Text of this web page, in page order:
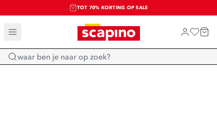
TOT 70% KORTING OP SALE
SALE: LAATSTE KANS!
SHOP NIEUW
Home